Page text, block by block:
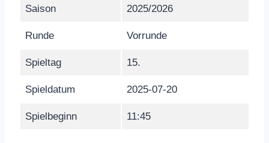
Saison 2025/2026
Runde Vorrunde
Spieltag 15.
Spieldatum 2025-07-20
Spielbeginn 11:45